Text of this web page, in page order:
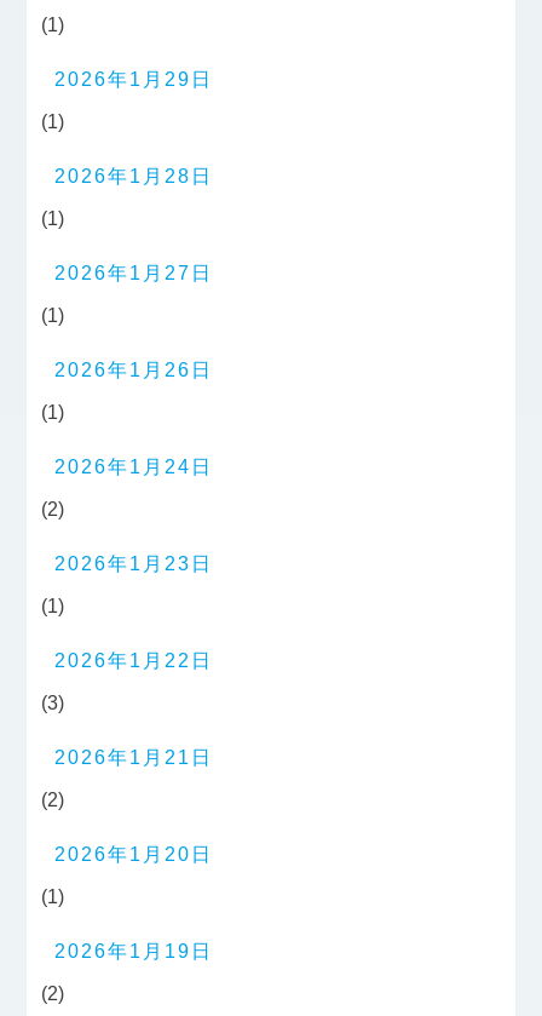
(1)
2026年1月29日
(1)
2026年1月28日
(1)
2026年1月27日
(1)
2026年1月26日
(1)
2026年1月24日
(2)
2026年1月23日
(1)
2026年1月22日
(3)
2026年1月21日
(2)
2026年1月20日
(1)
2026年1月19日
(2)